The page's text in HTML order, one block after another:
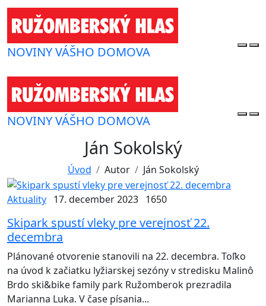
NOVINY VÁŠHO DOMOVA
NOVINY VÁŠHO DOMOVA
Ján Sokolský
Úvod Autor Ján Sokolský
Aktuality 17. december 2023 1650
Skipark spustí vleky pre verejnosť 22.
decembra
Plánované otvorenie stanovili na 22. decembra. Toľko
na úvod k začiatku lyžiarskej sezóny v stredisku Malinô
Brdo ski&bike family park Ružomberok prezradila
Marianna Luka. V čase písania...